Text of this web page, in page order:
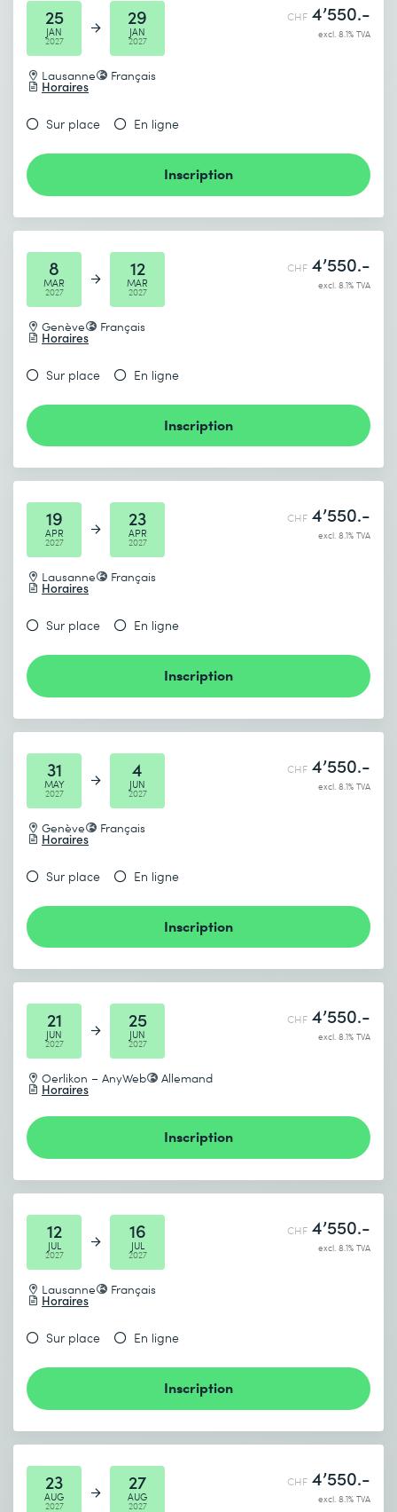
25
JAN
2027
29
JAN
2027
Lausanne Français
Horaires
CHF 4’550.-
excl. 8.1% TVA
Sur place En ligne
Inscription
8
MAR
2027
12
MAR
2027
Genève Français
Horaires
CHF 4’550.-
excl. 8.1% TVA
Sur place En ligne
Inscription
19
APR
2027
23
APR
2027
Lausanne Français
Horaires
CHF 4’550.-
excl. 8.1% TVA
Sur place En ligne
Inscription
31
MAY
2027
4
JUN
2027
Genève Français
Horaires
CHF 4’550.-
excl. 8.1% TVA
Sur place En ligne
Inscription
21
JUN
2027
25
JUN
2027
Oerlikon – AnyWeb Allemand
Horaires
CHF 4’550.-
excl. 8.1% TVA
Inscription
12
JUL
2027
16
JUL
2027
Lausanne Français
Horaires
CHF 4’550.-
excl. 8.1% TVA
Sur place En ligne
Inscription
23
AUG
2027
27
AUG
2027
CHF 4’550.-
excl. 8.1% TVA